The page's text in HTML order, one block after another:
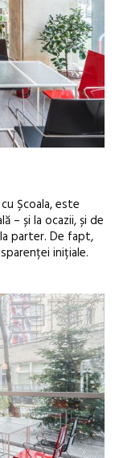
Școala, este
– și la ocazii, și de
parter. De fapt,
inițiale.